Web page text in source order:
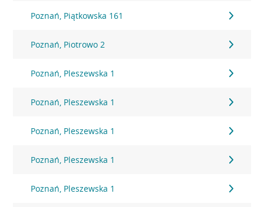
Poznań, Piątkowska 161
Poznań, Piotrowo 2
Poznań, Pleszewska 1
Poznań, Pleszewska 1
Poznań, Pleszewska 1
Poznań, Pleszewska 1
Poznań, Pleszewska 1